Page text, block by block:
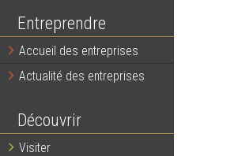
Entreprendre
Accueil des entreprises
Actualité des entreprises
Découvrir
Visiter